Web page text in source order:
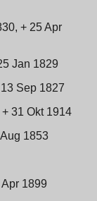
+ 25 Apr
Jan 1829
Sep 1827
31 Okt 1914
1853
1899